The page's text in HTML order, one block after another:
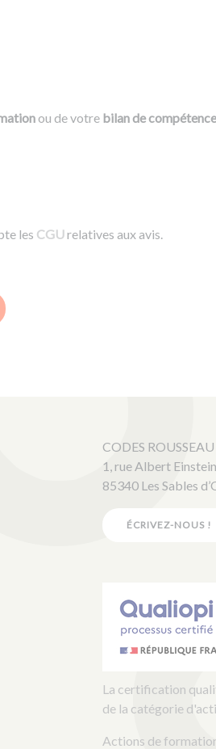
ou de votre bilan de
les CGUrelatives aux avis.
CODES ROUSSEAU
1, rue Albert Einstein
85340 Les Sables
ÉCRIVEZ-NOUS !
La certification
de la catégorie
Actions de